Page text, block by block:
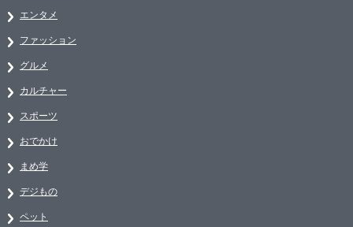
エンタメ
ファッション
グルメ
カルチャー
スポーツ
おでかけ
まめ学
デジもの
ペット